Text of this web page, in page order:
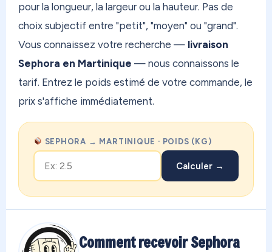
pour la longueur, la largeur ou la hauteur. Pas de
choix subjectif entre "petit", "moyen" ou "grand".
Vous connaissez votre recherche — livraison
Sephora en Martinique — nous connaissons le
tarif. Entrez le poids estimé de votre commande, le
prix s'affiche immédiatement.
SEPHORA → MARTINIQUE · POIDS (KG)
Calculer →
Comment recevoir Sephora